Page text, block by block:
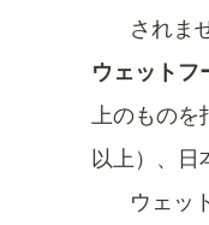
されま
ウェットフ
上のもの
以上）、日
ウェッ